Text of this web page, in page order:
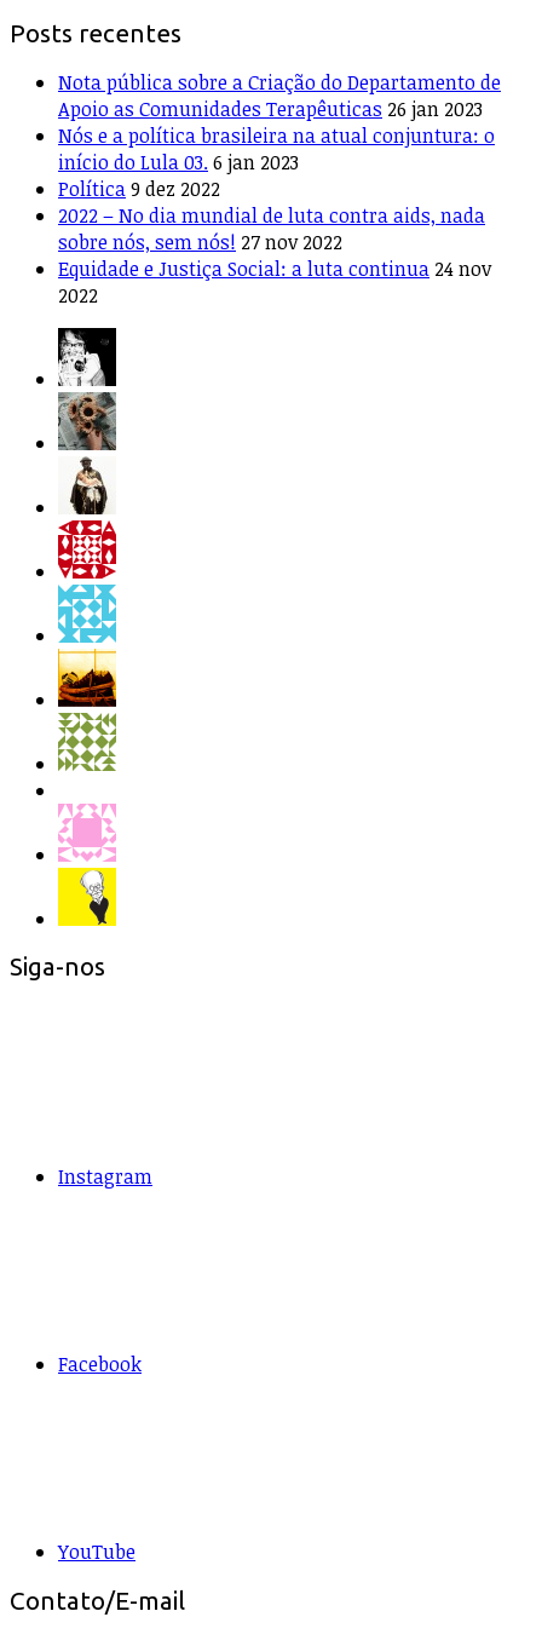
Posts recentes
Nota pública sobre a Criação do Departamento de
Apoio as Comunidades Terapêuticas 26 jan 2023
Nós e a política brasileira na atual conjuntura: o
início do Lula 03.6 jan 2023
Política9 dez 2022
2022 – No dia mundial de luta contra aids, nada
sobre nós, sem nós! 27 nov 2022
Equidade e Justiça Social: a luta continua 24 nov
2022
Siga-nos
Instagram
Facebook
YouTube
Contato/E-mail